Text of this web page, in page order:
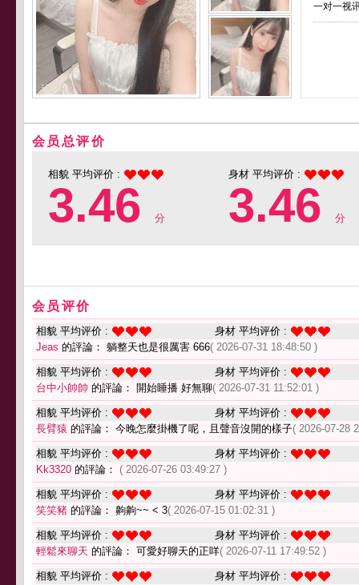
一对一视
会员总评价
相貌 平均评价 :
3.46 分
身材 平均评价 :
3.46 分
会员评价
相貌 平均评价 :
身材 平均评价 :
Jeas 的評論： 躺整天也是很厲害 666( 2026-07-31 18:48:50 )
相貌 平均评价 :
身材 平均评价 :
台中小帥帥 的評論： 開始睡播 好無聊( 2026-07-31 11:52:01 )
相貌 平均评价 :
身材 平均评价 :
長臂猿 的評論： 今晚怎麼掛機了呢，且聲音沒開的樣子( 2026-07-28
相貌 平均评价 :
身材 平均评价 :
Kk3320 的評論： ( 2026-07-26 03:49:27 )
相貌 平均评价 :
身材 平均评价 :
笑笑豬 的評論： 齁齁~~ < 3( 2026-07-15 01:02:31 )
相貌 平均评价 :
身材 平均评价 :
輕鬆來聊天 的評論： 可愛好聊天的正咩( 2026-07-11 17:49:52 )
相貌 平均评价 :
身材 平均评价 :